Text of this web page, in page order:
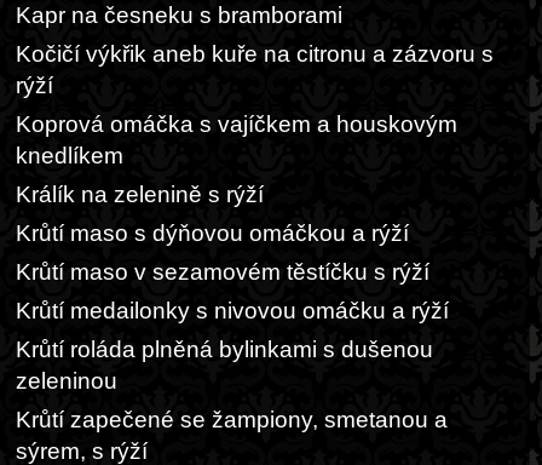
Kapr na česneku s bramborami
Kočičí výkřik aneb kuře na citronu a zázvoru s
rýží
Koprová omáčka s vajíčkem a houskovým
knedlíkem
Králík na zelenině s rýží
Krůtí maso s dýňovou omáčkou a rýží
Krůtí maso v sezamovém těstíčku s rýží
Krůtí medailonky s nivovou omáčku a rýží
Krůtí roláda plněná bylinkami s dušenou
zeleninou
Krůtí zapečené se žampiony, smetanou a
sýrem, s rýží